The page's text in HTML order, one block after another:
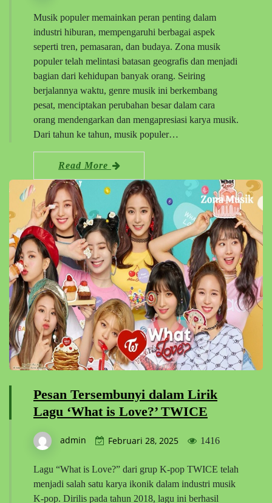
Musik populer memainkan peran penting dalam
industri hiburan, mempengaruhi berbagai aspek
seperti tren, pemasaran, dan budaya. Zona musik
populer telah melintasi batasan geografis dan menjadi
bagian dari kehidupan banyak orang. Seiring
berjalannya waktu, genre musik ini berkembang
pesat, menciptakan perubahan besar dalam cara
orang mendengarkan dan mengapresiasi karya musik.
Dari tahun ke tahun, musik populer…
Read More
Pesan Tersembunyi dalam Lirik
Lagu ‘What is Love?’ TWICE
admin Februari 28, 2025 1416
Lagu “What is Love?” dari grup K-pop TWICE telah
menjadi salah satu karya ikonik dalam industri musik
K-pop. Dirilis pada tahun 2018, lagu ini berhasil